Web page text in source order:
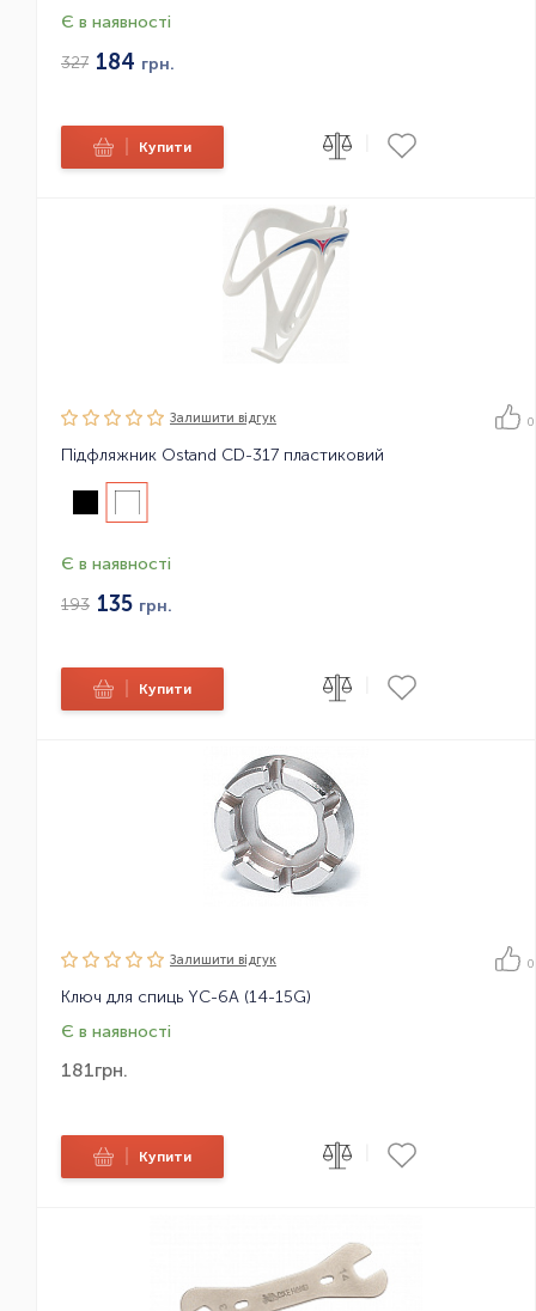
Є в наявності
327 184 грн.
Купити
Залишити вiдгук 0
Підфляжник Ostand CD-317 пластиковий
Є в наявності
193 135 грн.
Купити
Залишити вiдгук 0
Ключ для спиць YC-6A (14-15G)
Є в наявності
181грн.
Купити